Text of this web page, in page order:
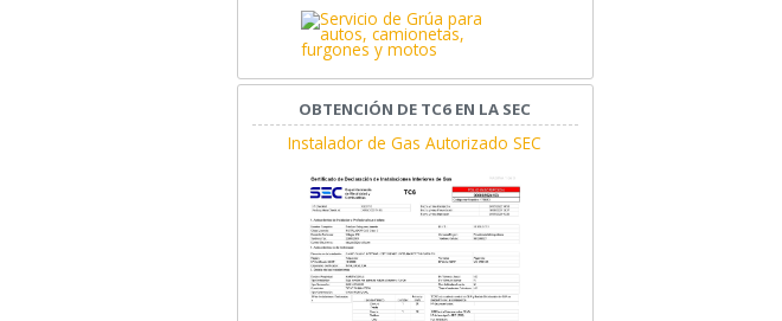
OBTENCIÓN DE TC6 EN LA SEC
Instalador de Gas Autorizado SEC